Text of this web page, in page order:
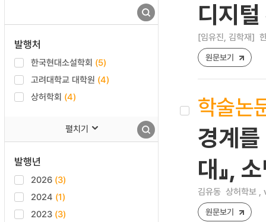
발행처
한국현대소설학회 (5)
고려대학교 대학원 (4)
상허학회 (4)
펼치기
발행년
2026 (3)
2024 (1)
2023 (3)
디지
[임유진, 김학재]
원문보기
학술논
경계를
대』,
김유동 상허학보
원문보기